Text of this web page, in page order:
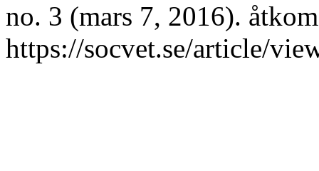
no. 3 (mars 7, 2016).
https://socvet.se/article/